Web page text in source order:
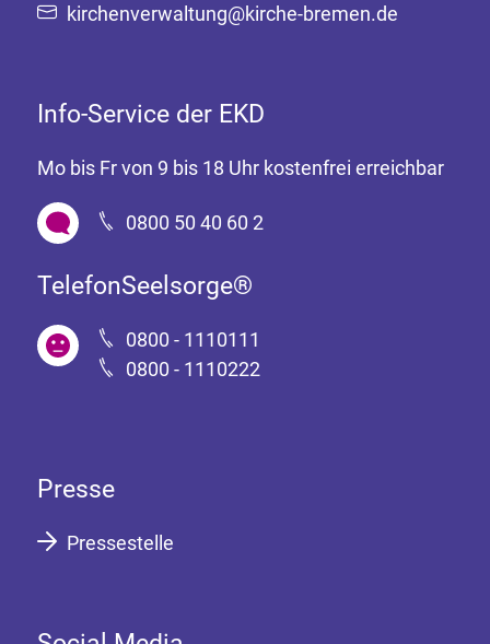
kirchenverwaltung@kirche-bremen.de
Info-Service der EKD
Mo bis Fr von 9 bis 18 Uhr kostenfrei erreichbar
0800 50 40 60 2
TelefonSeelsorge®
0800 - 1110111
0800 - 1110222
Presse
Pressestelle